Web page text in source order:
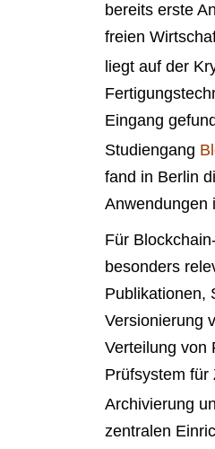
bereits erste
freien
liegt auf der
Eingang
Studiengang
fand in Berlin
Anwendungen
Für
besonders
Publikationen,
Versionierung
Verteilung von
Prüfsystem für
Archivierung
zentralen